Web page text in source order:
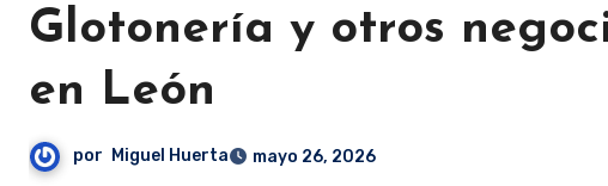
Glotonería y otros
en León
por Miguel Huerta mayo 26, 2026